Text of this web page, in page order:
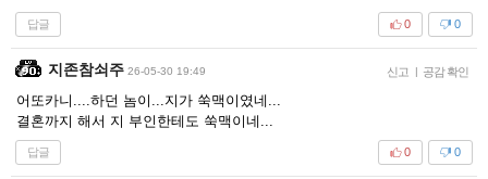
답글 0
0
지존참쇠주 26-05-30 19:49 신고 | 공감 확인
어또카니....하던 놈이...지가 쑥맥이였네...
결혼까지 해서 지 부인한테도 쑥맥이네...
답글 0
0